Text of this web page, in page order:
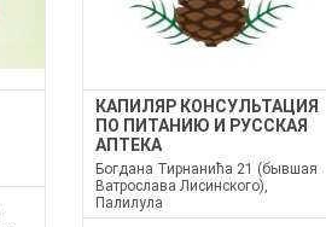
КАПИЛЯР КОНСУЛЬТАЦИЯ
ПО ПИТАНИЮ И РУССКАЯ
АПТЕКА
Богдана Тирнанића 21 (бывшая
Ватрослава Лисинского),
Палилула